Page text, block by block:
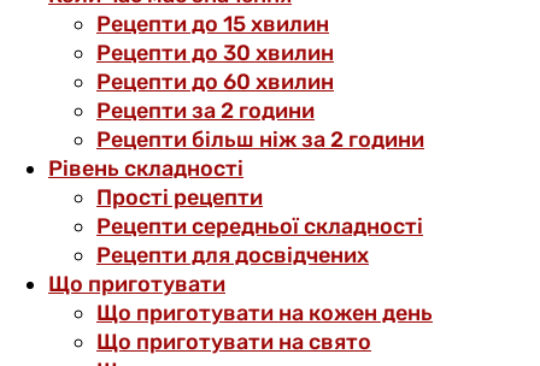
Рецепти до 15 хвилин
Рецепти до 30 хвилин
Рецепти до 60 хвилин
Рецепти за 2 години
Рецепти більш ніж за 2 години
Рівень складності
Прості рецепти
Рецепти середньої складності
Рецепти для досвідчених
Що приготувати
Що приготувати на кожен день
Що приготувати на свято